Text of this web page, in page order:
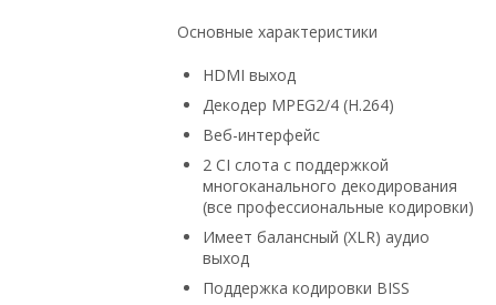
Основные характеристики
HDMI выход
Декодер MPEG2/4 (H.264)
Веб-интерфейс
2 CI слота с поддержкой
многоканального декодирования
(все профессиональные кодировки)
Имеет балансный (XLR) аудио
выход
Поддержка кодировки BISS